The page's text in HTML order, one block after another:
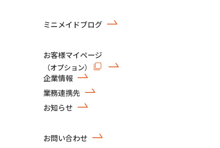
ミニメイドブログ
お客様マイページ
（オプション）
企業情報
業務連携先
お知らせ
お問い合わせ